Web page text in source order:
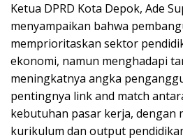
Ketua DPRD Kota Depok, Ade
menyampaikan bahwa
memprioritaskan sektor
ekonomi, namun menghadapi
meningkatnya angka
pentingnya link and match
kebutuhan pasar kerja, dengan
kurikulum dan output